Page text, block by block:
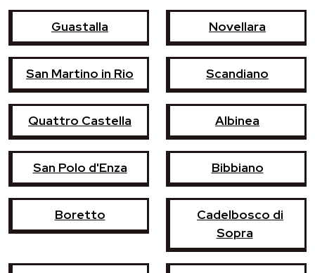
Guastalla Novellara
San Martino in Rio Scandiano
Quattro Castella Albinea
San Polo d'Enza Bibbiano
Boretto
Cadelbosco di
Sopra